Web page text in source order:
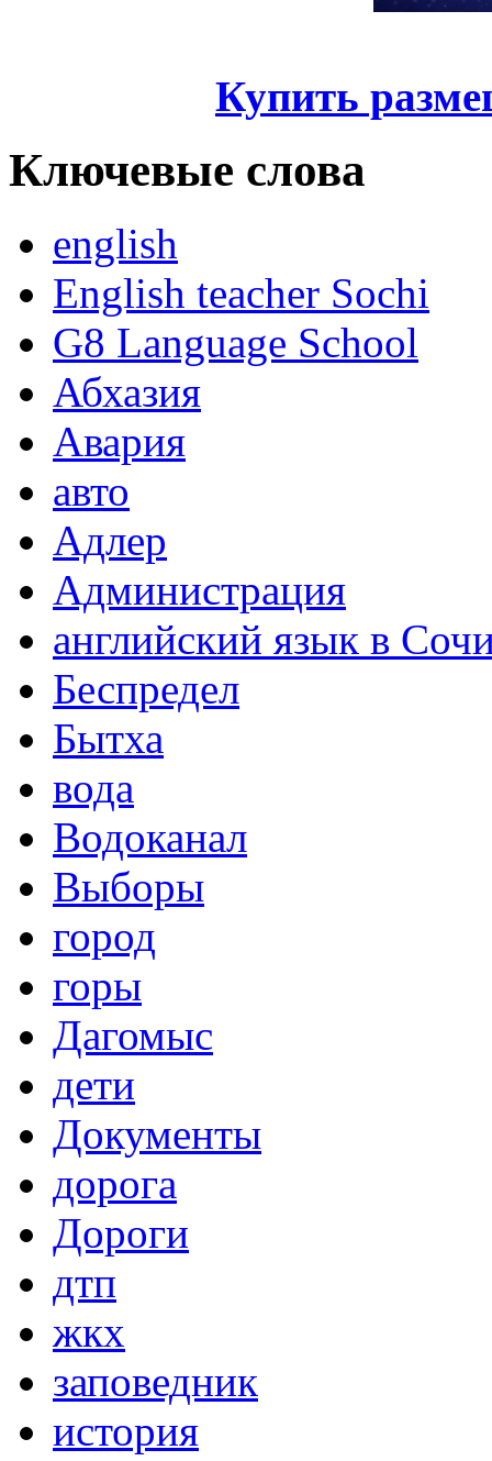
Купить
Ключевые слова
english
English teacher Sochi
G8 Language School
Абхазия
Авария
авто
Адлер
Администрация
английский язык в
Беспредел
Бытха
вода
Водоканал
Выборы
город
горы
Дагомыс
дети
Документы
дорога
Дороги
дтп
жкх
заповедник
история